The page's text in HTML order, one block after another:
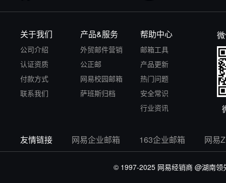
关于我们
公司介绍
认证资质
付款方式
联系我们
产品&服务
外贸邮件营销
公正邮
网易校园邮箱
萨班斯归档
帮助中心
邮箱工具
产品更新
热门问题
安全常识
行业资讯
友情链接 网易企业邮箱 163企业邮箱 网易
© 1997-2025 网易经销商 @湖南领